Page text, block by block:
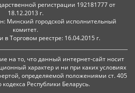
регистрации 192181777 от
18.12.2013 г.
Минский городской исполнительный
комитет.
в Торговом реестре: 16.04.2015 г.
на то, что данный интернет-сайт носит
характер и ни при каких условиях
определяемой положениями ст. 405
кодекса Республики Беларусь.